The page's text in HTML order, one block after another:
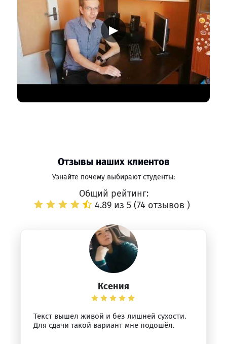
▶
Отзывы наших клиентов
Узнайте почему выбирают студенты:
Общий рейтинг:
4.89 из 5 (74 отзывов )
Ксения
Текст вышел живой и без лишней сухости.
Для сдачи такой вариант мне подошёл.